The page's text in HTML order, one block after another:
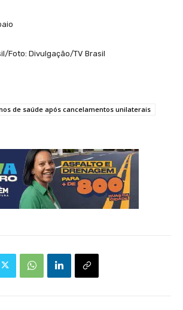
Foto: Divulgação/TV Brasil
de saúde após cancelamentos unilaterais